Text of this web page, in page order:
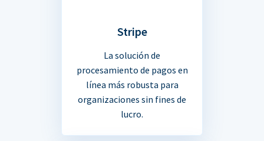
Stripe
La solución de
procesamiento de pagos en
línea más robusta para
organizaciones sin fines de
lucro.